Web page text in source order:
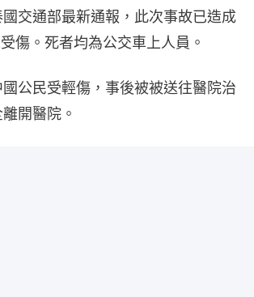
交通部最新通報，此次事故已造成
傷。死者均為公交車上人員。
公民受輕傷，事後被被送往醫院治
開醫院。